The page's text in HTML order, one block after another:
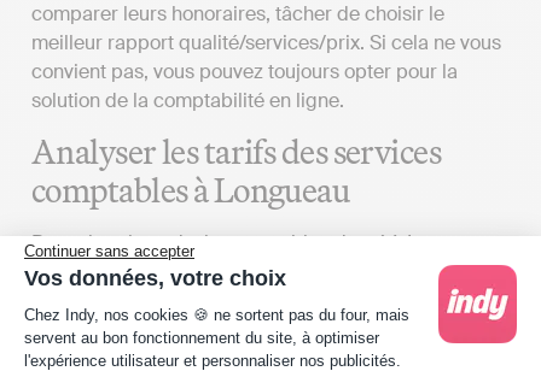
Continuer sans accepter
Vos données, votre choix
Plateforme de Gestion du Consentement :
Chez Indy, nos cookies 🍪 ne sortent pas du four, mais
servent au bon fonctionnement du site, à optimiser
l'expérience utilisateur et personnaliser nos publicités.
comparer leurs honoraires, tâcher de choisir le
meilleur rapport qualité/services/prix. Si cela ne vous
convient pas, vous pouvez toujours opter pour la
solution de la comptabilité en ligne.
Analyser les tarifs des services
comptables à Longueau
Pour obtenir un devis comptable adapté à Longueau,
divers éléments doivent être pris en compte :
Déterminer vos besoins: Le tarif des services
proposés par un cabinet d'expertise comptable